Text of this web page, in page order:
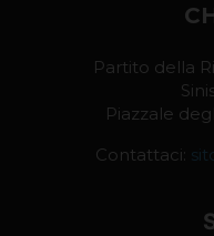
Partito della
Piazzale
Contattaci: